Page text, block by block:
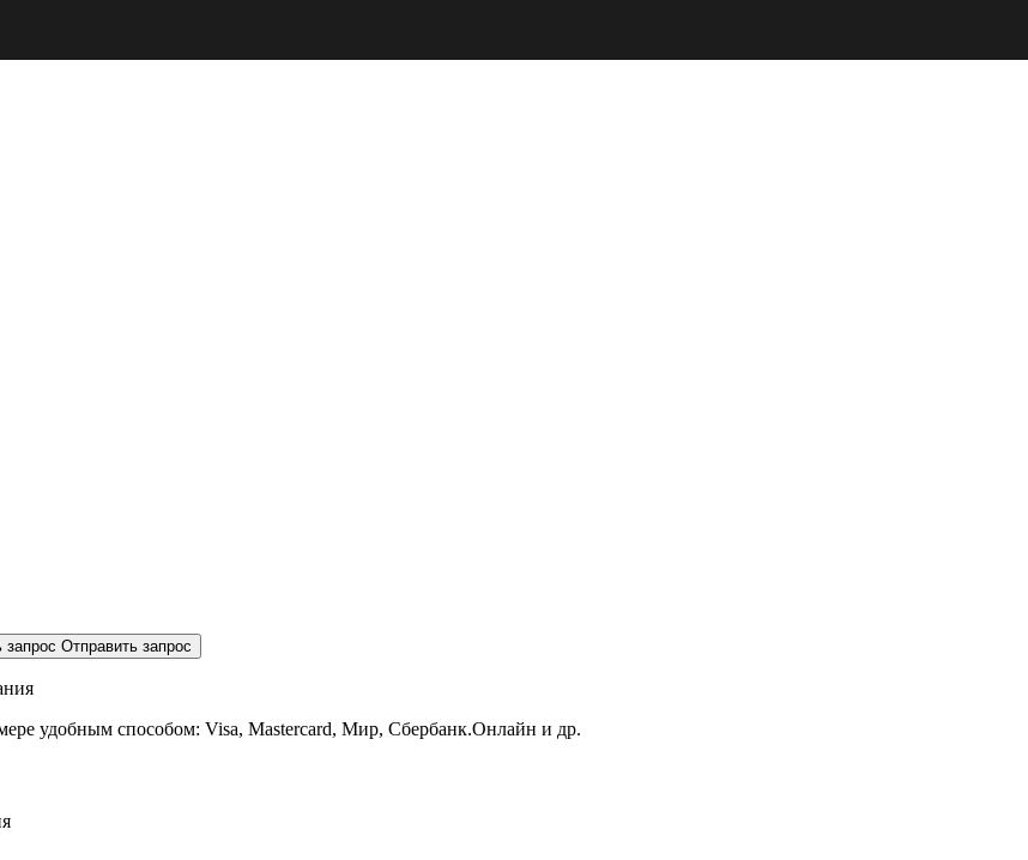
запрос Отправить запрос
удобным способом: Visa, Mastercard, Мир, Сбербанк.Онлайн и др.